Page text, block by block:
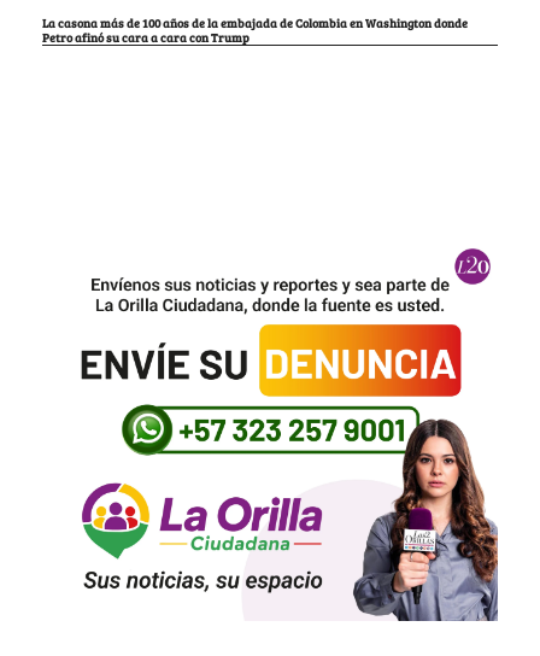
La casona más de 100 años de la embajada de Colombia en Washington donde
Petro afinó su cara a cara con Trump